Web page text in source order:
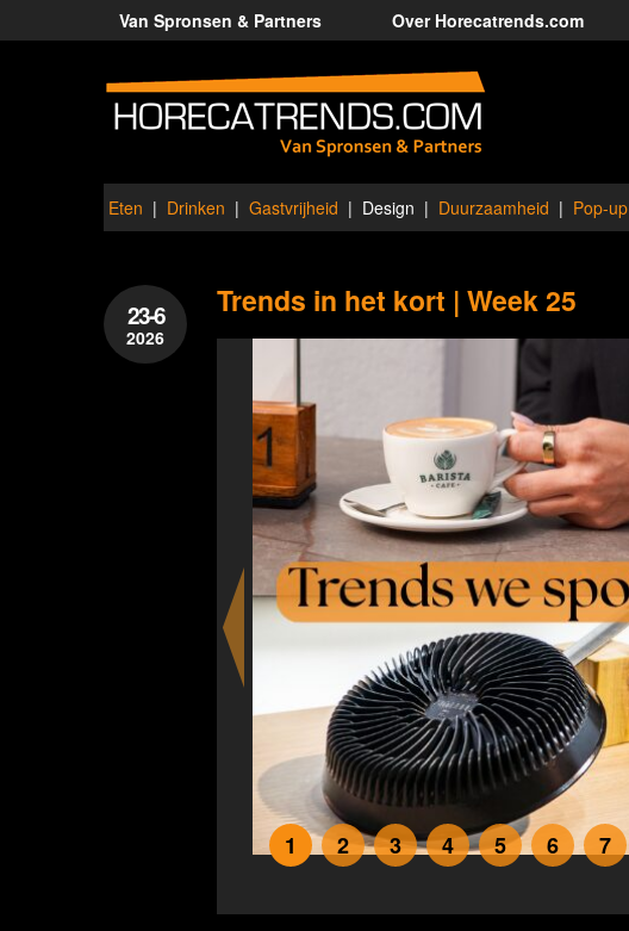
Van Spronsen & Partners Over Horecatrends.com
Eten Drinken Gastvrijheid Design Duurzaamheid Pop-up
23-6
2026
Trends in het kort | Week 25
1 2 3 4 5 6 7